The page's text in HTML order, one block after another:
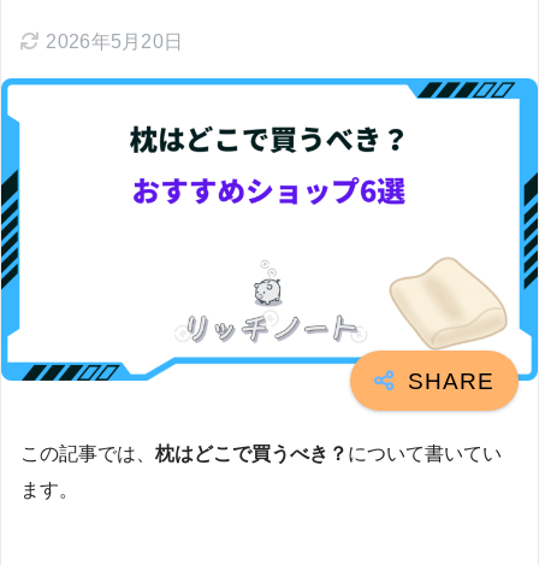
2026年5月20日
この記事では、 枕はどこで買うべき？ について書いてい
ます。